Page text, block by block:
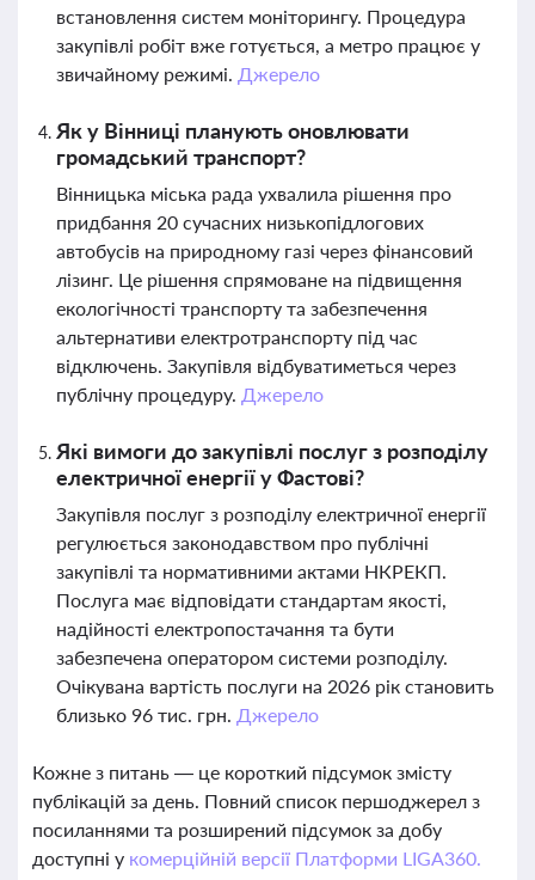
встановлення систем моніторингу. Процедура
закупівлі робіт вже готується, а метро працює у
звичайному режимі. Джерело
Як у Вінниці планують оновлювати
громадський транспорт?
Вінницька міська рада ухвалила рішення про
придбання 20 сучасних низькопідлогових
автобусів на природному газі через фінансовий
лізинг. Це рішення спрямоване на підвищення
екологічності транспорту та забезпечення
альтернативи електротранспорту під час
відключень. Закупівля відбуватиметься через
публічну процедуру. Джерело
Які вимоги до закупівлі послуг з розподілу
електричної енергії у Фастові?
Закупівля послуг з розподілу електричної енергії
регулюється законодавством про публічні
закупівлі та нормативними актами НКРЕКП.
Послуга має відповідати стандартам якості,
надійності електропостачання та бути
забезпечена оператором системи розподілу.
Очікувана вартість послуги на 2026 рік становить
близько 96 тис. грн. Джерело
Кожне з питань — це короткий підсумок змісту
публікацій за день. Повний список першоджерел з
посиланнями та розширений підсумок за добу
доступні у комерційній версії Платформи LIGA360.